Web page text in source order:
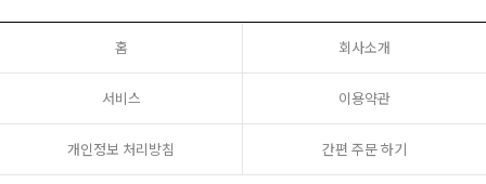
홈 회사소개
서비스 이용약관
개인정보 처리방침 간편 주문 하기